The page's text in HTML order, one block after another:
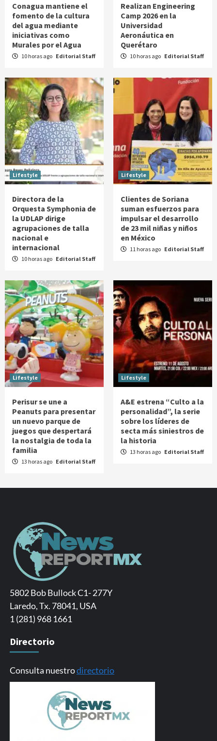
Conagua mantiene el
fomento de la cultura
del agua mediante
iniciativas como
Murales por el Agua
10 horas ago Editorial Staff
Realizan Engineering
Camp 2026 en la
Universidad
Aeronáutica en
Querétaro
10 horas ago Editorial Staff
Lifestyle
Directora de la
Orquesta Symphonia de
la UDLAP dirige
agrupaciones de talla
nacional e
internacional
10 horas ago Editorial Staff
Lifestyle
Clientes de Soriana
suman esfuerzos para
impulsar el desarrollo
de 23 mil niñas y niños
en México
11 horas ago Editorial Staff
Lifestyle
Perisur se une a
Peanuts para presentar
un nuevo parque de
juegos que despertará
la nostalgia de toda la
familia
13 horas ago Editorial Staff
Lifestyle
A&E estrena “Culto a la
personalidad”, la serie
sobre los líderes de
secta más siniestros de
la historia
13 horas ago Editorial Staff
5802 Bob Bullock C1- 277Y
Laredo, Tx. 78041, USA
1 (281) 968 1661
Directorio
Consulta nuestrodirectorio